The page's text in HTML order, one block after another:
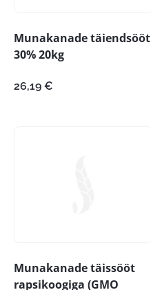
Munakanade täiendsööt
30% 20kg
26,19 €
Munakanade täissööt
rapsikoogiga (GMO